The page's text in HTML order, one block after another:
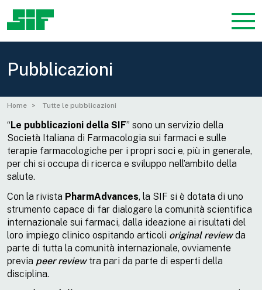
Pubblicazioni
Home Tutte le pubblicazioni
“ Le pubblicazioni della SIF” sono un servizio della
Società Italiana di Farmacologia sui farmaci e sulle
terapie farmacologiche per i propri soci e, più in generale,
per chi si occupa di ricerca e sviluppo nell’ambito della
salute.
Con la rivista PharmAdvances, la SIF si è dotata di uno
strumento capace di far dialogare la comunità scientifica
internazionale sui farmaci, dalla ideazione ai risultati del
loro impiego clinico ospitando articoli original reviewda
parte di tutta la comunità internazionale, ovviamente
previa peer reviewtra pari da parte di esperti della
disciplina.